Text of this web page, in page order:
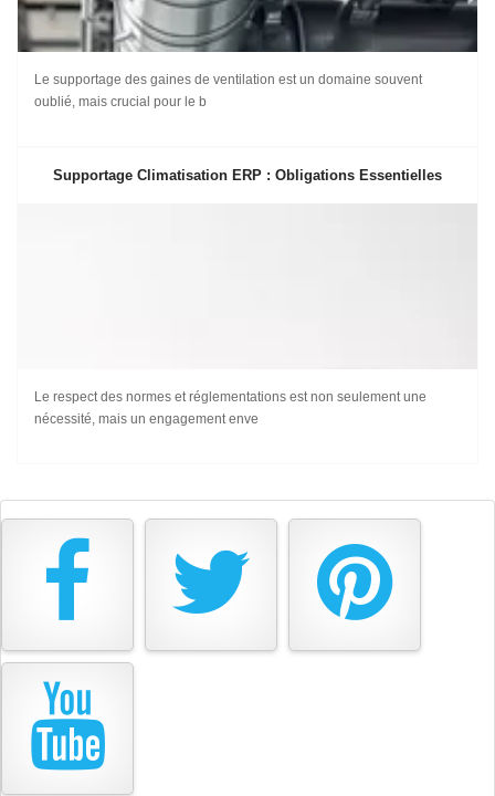
Le supportage des gaines de ventilation est un domaine souvent
oublié, mais crucial pour le b
Supportage Climatisation ERP : Obligations Essentielles
Le respect des normes et réglementations est non seulement une
nécessité, mais un engagement enve